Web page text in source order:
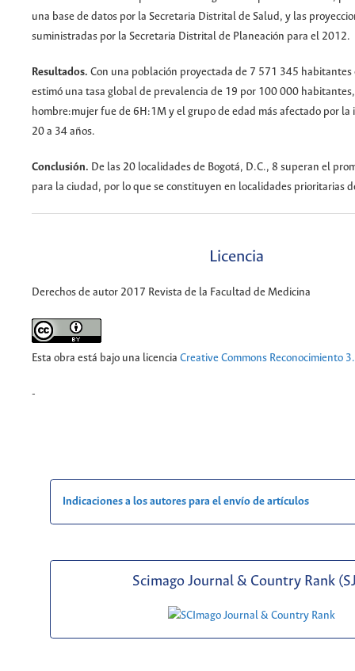
una base de datos por la Secretaria Distrital de Salud, y las
suministradas por la Secretaria Distrital de Planeación para el 2012.
Resultados. Con una población proyectada de 7 571 345 habitantes
estimó una tasa global de prevalencia de 19 por 100 000
hombre:mujer fue de 6H:1M y el grupo de edad más afectado por la
20 a 34 años.
Conclusión. De las 20 localidades de Bogotá, D.C., 8 superan el
para la ciudad, por lo que se constituyen en localidades prioritarias
Licencia
Derechos de autor 2017 Revista de la Facultad de Medicina
Esta obra está bajo una licencia Creative Commons Reconocimiento
-
Indicaciones a los autores para el envío de artículos
Scimago Journal & Country Rank